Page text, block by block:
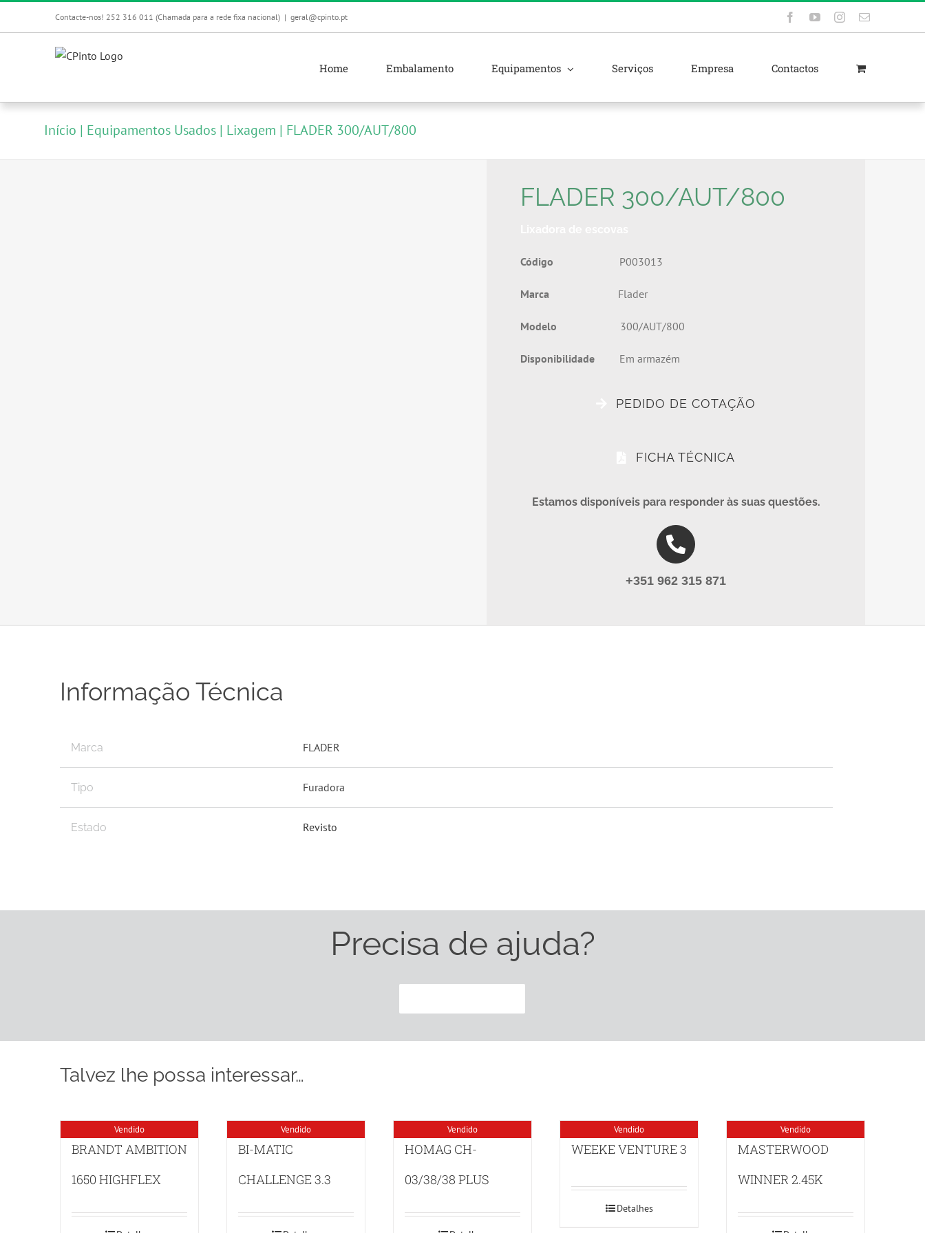
Contacte-nos! 252 316 011 (Chamada para a rede fixa nacional) | geral@cpinto.pt FacebookYouTubeInstagram
Email
Home Embalamento Equipamentos Serviços Empresa Contactos
Início Equipamentos Usados Lixagem FLADER 300/AUT/800
FLADER 300/AUT/800
Código P003013
Marca Flader
Modelo 300/AUT/800
Disponibilidade Em armazém
PEDIDO DE COTAÇÃO
FICHA TÉCNICA
Estamos disponíveis para responder às suas questões.
+351 962 315 871
Informação Técnica
Marca FLADER
Tipo Furadora
Estado Revisto
Precisa de ajuda?
Talvez lhe possa interessar…
Vendido
BRANDT AMBITION
1650 HIGHFLEX
Vendido
BI-MATIC
CHALLENGE 3.3
Vendido
HOMAG CH-
03/38/38 PLUS
Vendido
WEEKE VENTURE 3
Detalhes
Vendido
MASTERWOOD
WINNER 2.45K